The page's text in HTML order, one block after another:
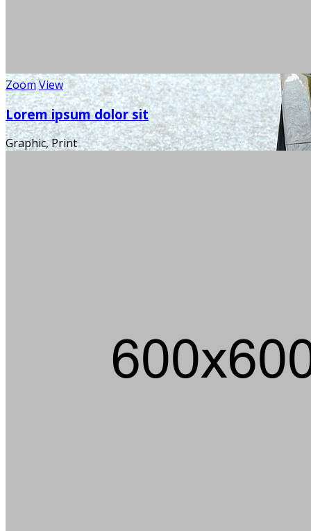
ZoomView
Lorem ipsum dolor sit
Graphic, Print